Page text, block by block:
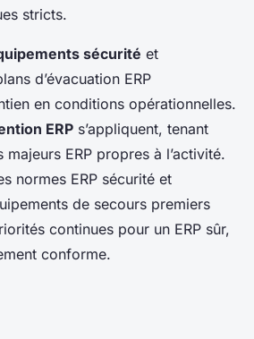
stricts.
sécurité et
d’évacuation ERP
en conditions opérationnelles.
ERP s’appliquent, tenant
ERP propres à l’activité.
normes ERP sécurité et
de secours premiers
continues pour un ERP sûr,
conforme.